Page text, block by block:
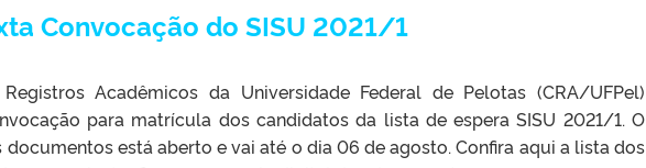
Convocação do SISU 2021/1
Acadêmicos da Universidade Federal de Pelotas (CRA/UFPel)
para matrícula dos candidatos da lista de espera SISU 2021/1. O
documentos está aberto e vai até o dia 06 de agosto. Confira aqui a lista dos